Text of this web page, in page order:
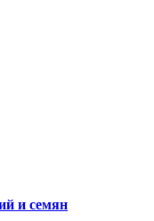
и семян